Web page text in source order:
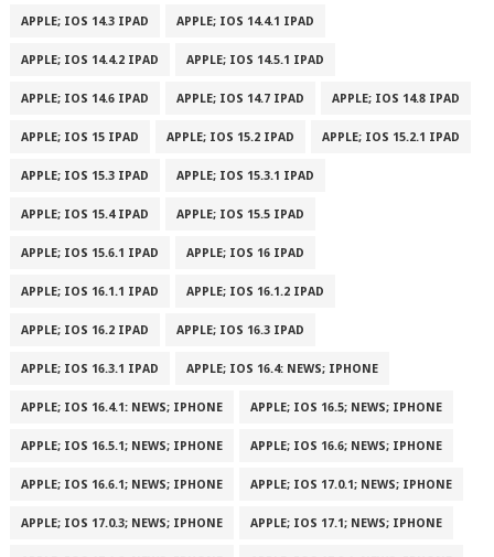
APPLE; IOS 14.3 IPAD APPLE; IOS 14.4.1 IPAD
APPLE; IOS 14.4.2 IPAD APPLE; IOS 14.5.1 IPAD
APPLE; IOS 14.6 IPAD APPLE; IOS 14.7 IPAD APPLE; IOS 14.8 IPAD
APPLE; IOS 15 IPAD APPLE; IOS 15.2 IPAD APPLE; IOS 15.2.1 IPAD
APPLE; IOS 15.3 IPAD APPLE; IOS 15.3.1 IPAD
APPLE; IOS 15.4 IPAD APPLE; IOS 15.5 IPAD
APPLE; IOS 15.6.1 IPAD APPLE; IOS 16 IPAD
APPLE; IOS 16.1.1 IPAD APPLE; IOS 16.1.2 IPAD
APPLE; IOS 16.2 IPAD APPLE; IOS 16.3 IPAD
APPLE; IOS 16.3.1 IPAD APPLE; IOS 16.4: NEWS; IPHONE
APPLE; IOS 16.4.1: NEWS; IPHONE APPLE; IOS 16.5; NEWS; IPHONE
APPLE; IOS 16.5.1; NEWS; IPHONE APPLE; IOS 16.6; NEWS; IPHONE
APPLE; IOS 16.6.1; NEWS; IPHONE APPLE; IOS 17.0.1; NEWS; IPHONE
APPLE; IOS 17.0.3; NEWS; IPHONE APPLE; IOS 17.1; NEWS; IPHONE